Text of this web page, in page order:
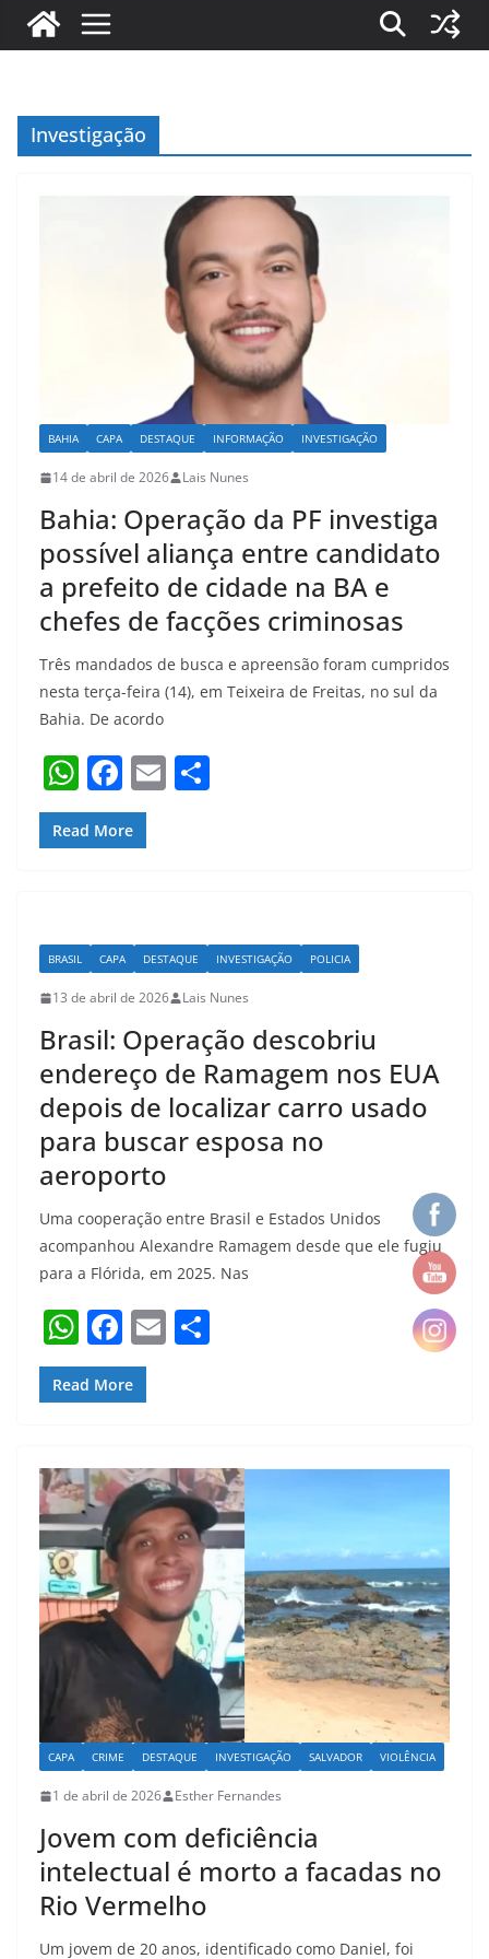
Investigação
BAHIA CAPA DESTAQUE INFORMAÇÃO INVESTIGAÇÃO
14 de abril de 2026 Lais Nunes
Bahia: Operação da PF investiga
possível aliança entre candidato
a prefeito de cidade na BA e
chefes de facções criminosas
Três mandados de busca e apreensão foram cumpridos
nesta terça-feira (14), em Teixeira de Freitas, no sul da
Bahia. De acordo
W
h
at
p
p
F
a
c
o
o
k
E
Read More
BRASIL CAPA DESTAQUE INVESTIGAÇÃO POLICIA
13 de abril de 2026 Lais Nunes
Brasil: Operação descobriu
endereço de Ramagem nos EUA
depois de localizar carro usado
para buscar esposa no
aeroporto
Uma cooperação entre Brasil e Estados Unidos
acompanhou Alexandre Ramagem desde que ele fugiu
para a Flórida, em 2025. Nas
W
h
at
A
p
p
F
a
c
b
o
o
k
E
Read More
CAPA CRIME DESTAQUE INVESTIGAÇÃO SALVADOR VIOLÊNCIA
1 de abril de 2026 Esther Fernandes
Jovem com deficiência
intelectual é morto a facadas no
Rio Vermelho
Um jovem de 20 anos, identificado como Daniel, foi